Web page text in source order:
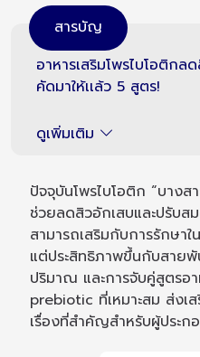
สารบัญ
อาหารเสริมโพรไบโอติก
คัดมาให้เเล้ว 5 สูตร!
ดูเพิ่มเติม
ปัจจุบันโพรไบโอติก “บาง
ช่วยลดสิวอักเสบและปรับส
สามารถเสริมกับการรักษา
แต่ประสิทธิภาพขึ้นกับสาย
ปริมาณ และการจับคู่สูตรอ
prebiotic ที่เหมาะสม ส่งเ
เรื่องที่สำคัญสำหรับผู้ประก